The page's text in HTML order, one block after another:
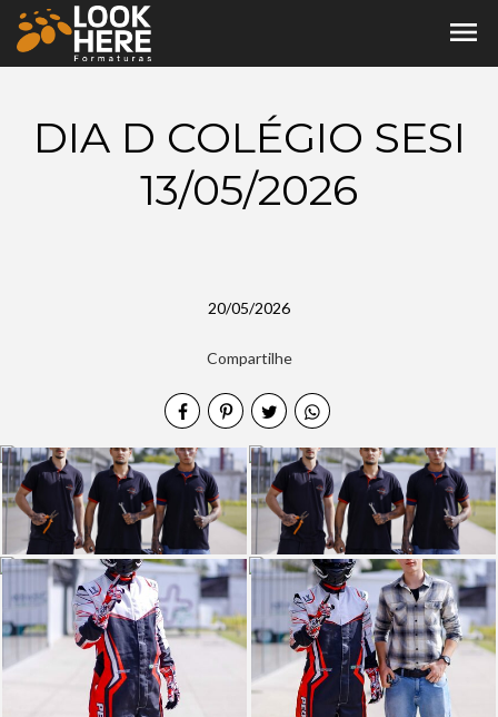
menu
DIA D COLÉGIO SESI
13/05/2026
20/05/2026
Compartilhe